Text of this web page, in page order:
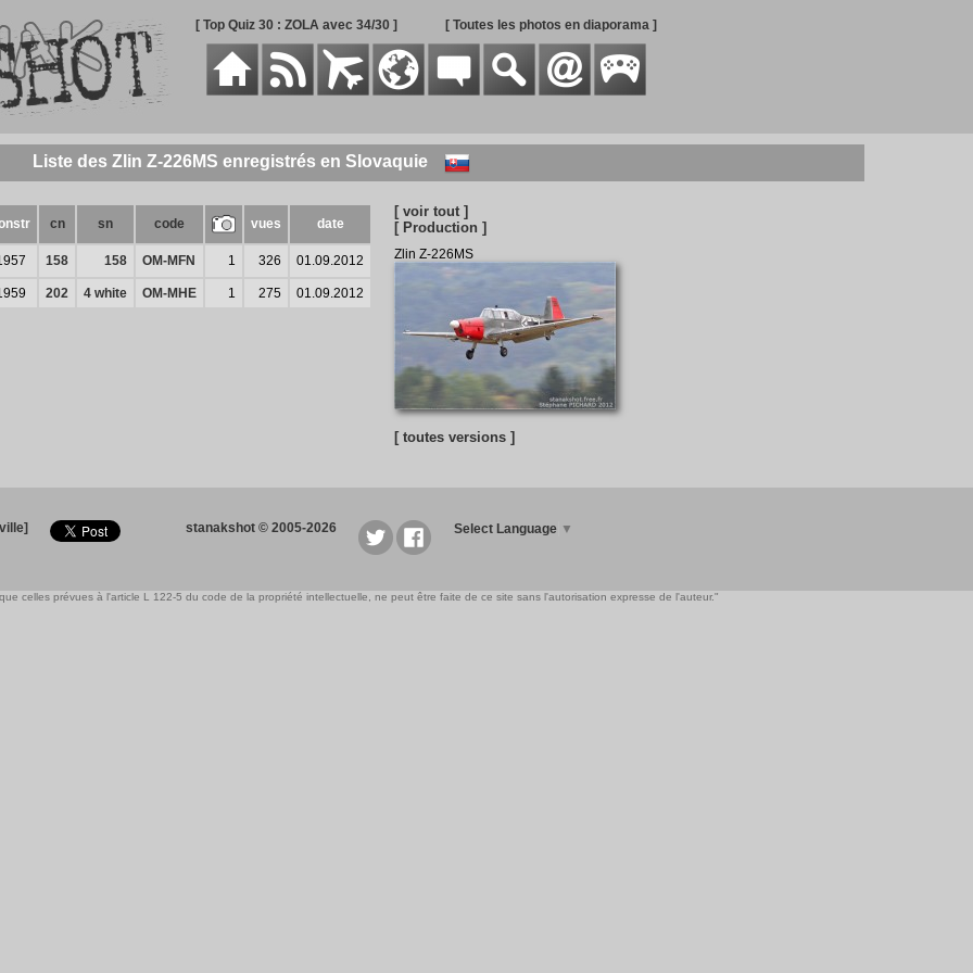
[ Top Quiz 30 : ZOLA avec 34/30 ] [ Toutes les photos en diaporama ]
Liste des Zlin Z-226MS enregistrés en Slovaquie
cn sn code vues date
158 158 OM-MFN 1 326 01.09.2012
202 4 white OM-MHE 1 275 01.09.2012
[ voir tout ]
[ Production ]
Zlin Z-226MS
[ toutes versions ]
stanakshot © 2005-2026 Select Language ▼
celles prévues à l'article L 122-5 du code de la propriété intellectuelle, ne peut être faite de ce site sans l'autorisation expresse de l'auteur."